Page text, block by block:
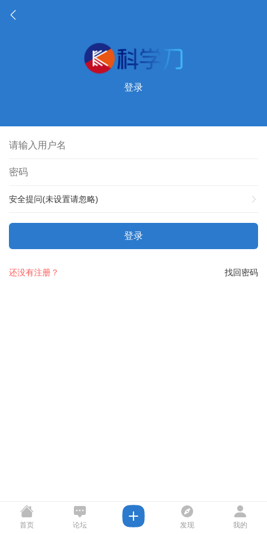
登录
安全提问(未设置请忽略)
登录
找回密码
还没有注册？
首页 论坛 发现 我的